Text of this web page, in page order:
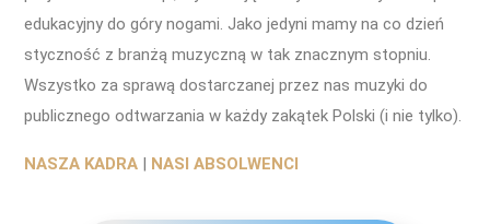
edukacyjny do góry nogami. Jako jedyni mamy na co dzień
styczność z branżą muzyczną w tak znacznym stopniu.
Wszystko za sprawą dostarczanej przez nas muzyki do
publicznego odtwarzania w każdy zakątek Polski (i nie tylko).
NASZA KADRA | NASI ABSOLWENCI